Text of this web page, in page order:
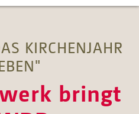
KIRCHENJAHR
bringt